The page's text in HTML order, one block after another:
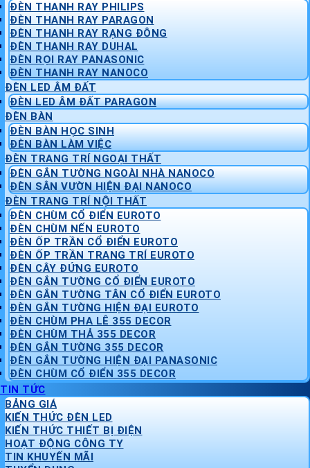
ĐÈN THANH RAY PHILIPS
ĐÈN THANH RAY PARAGON
ĐÈN THANH RAY RẠNG ĐÔNG
ĐÈN THANH RAY DUHAL
ĐÈN RỌI RAY PANASONIC
ĐÈN THANH RAY NANOCO
ĐÈN LED ÂM ĐẤT
ĐÈN LED ÂM ĐẤT PARAGON
ĐÈN BÀN
ĐÈN BÀN HỌC SINH
ĐÈN BÀN LÀM VIỆC
ĐÈN TRANG TRÍ NGOẠI THẤT
ĐÈN GẮN TƯỜNG NGOÀI NHÀ NANOCO
ĐÈN SÂN VƯỜN HIỆN ĐẠI NANOCO
ĐÈN TRANG TRÍ NỘI THẤT
ĐÈN CHÙM CỔ ĐIỂN EUROTO
ĐÈN CHÙM NẾN EUROTO
ĐÈN ỐP TRẦN CỔ ĐIỂN EUROTO
ĐÈN ỐP TRẦN TRANG TRÍ EUROTO
ĐÈN CÂY ĐỨNG EUROTO
ĐÈN GẮN TƯỜNG CỔ ĐIỂN EUROTO
ĐÈN GẮN TƯỜNG TÂN CỔ ĐIỂN EUROTO
ĐÈN GẮN TƯỜNG HIỆN ĐẠI EUROTO
ĐÈN CHÙM PHA LÊ 355 DECOR
ĐÈN CHÙM THẢ 355 DECOR
ĐÈN GẮN TƯỜNG 355 DECOR
ĐÈN GẮN TƯỜNG HIỆN ĐẠI PANASONIC
ĐÈN CHÙM CỔ ĐIỂN 355 DECOR
TIN TỨC
BẢNG GIÁ
KIẾN THỨC ĐÈN LED
KIẾN THỨC THIẾT BỊ ĐIỆN
HOẠT ĐỘNG CÔNG TY
TIN KHUYẾN MÃI